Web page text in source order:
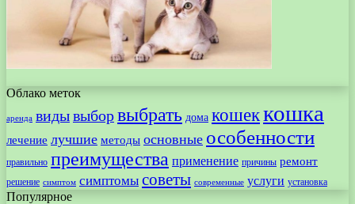
Облако меток
аренда видывыборвыбрать дома кошеккошка
лечение лучшие методы основные особенности
правильно преимущества применение причины ремонт
решение симптом симптомы советы современные услуги установка
Популярное